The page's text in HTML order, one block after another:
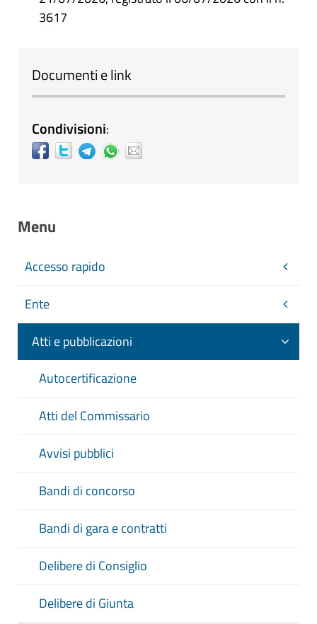
3617
Documenti e link
Condivisioni:
Menu
Accesso rapido
Ente
Atti e pubblicazioni
Autocertificazione
Atti del Commissario
Avvisi pubblici
Bandi di concorso
Bandi di gara e contratti
Delibere di Consiglio
Delibere di Giunta